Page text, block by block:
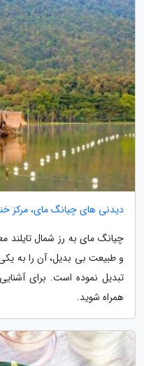
دیدنی های چیانگ مای، مرکز
چیانگ مای به رز شمال تایلند
و طبیعت بی بدیل، آن را به
تبدیل نموده است. برای
همراه شوید.